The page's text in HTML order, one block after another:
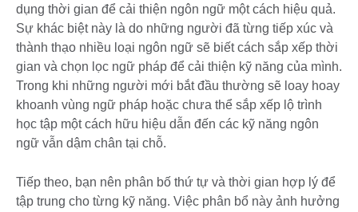
dụng thời gian để cải thiện ngôn ngữ một cách hiệu quả.
Sự khác biệt này là do những người đã từng tiếp xúc và
thành thạo nhiều loại ngôn ngữ sẽ biết cách sắp xếp thời
gian và chọn lọc ngữ pháp để cải thiện kỹ năng của mình.
Trong khi những người mới bắt đầu thường sẽ loay hoay
khoanh vùng ngữ pháp hoặc chưa thể sắp xếp lộ trình
học tập một cách hữu hiệu dẫn đến các kỹ năng ngôn
ngữ vẫn dậm chân tại chỗ.
Tiếp theo, bạn nên phân bố thứ tự và thời gian hợp lý để
tập trung cho từng kỹ năng. Việc phân bổ này ảnh hưởng